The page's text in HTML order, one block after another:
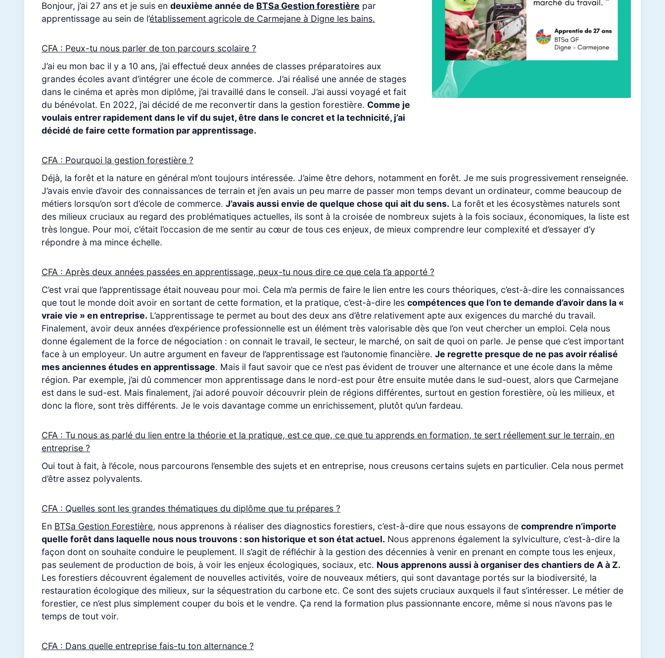
Bonjour, j’ai 27 ans et je suis en deuxième année de BTSa Gestion forestière par
apprentissage au sein de l’établissement agricole de Carmejane à Digne les bains.
CFA : Peux-tu nous parler de ton parcours scolaire ?
J’ai eu mon bac il y a 10 ans, j’ai effectué deux années de classes préparatoires aux
grandes écoles avant d’intégrer une école de commerce. J’ai réalisé une année de stages
dans le cinéma et après mon diplôme, j’ai travaillé dans le conseil. J’ai aussi voyagé et fait
du bénévolat. En 2022, j’ai décidé de me reconvertir dans la gestion forestière. Comme je
voulais entrer rapidement dans le vif du sujet, être dans le concret et la technicité, j’ai
décidé de faire cette formation par apprentissage.
CFA : Pourquoi la gestion forestière ?
Déjà, la forêt et la nature en général m’ont toujours intéressée. J’aime être dehors, notamment en forêt. Je me suis progressivement renseignée.
J’avais envie d’avoir des connaissances de terrain et j’en avais un peu marre de passer mon temps devant un ordinateur, comme beaucoup de
métiers lorsqu’on sort d’école de commerce. J’avais aussi envie de quelque chose qui ait du sens. La forêt et les écosystèmes naturels sont
des milieux cruciaux au regard des problématiques actuelles, ils sont à la croisée de nombreux sujets à la fois sociaux, économiques, la liste est
très longue. Pour moi, c’était l’occasion de me sentir au cœur de tous ces enjeux, de mieux comprendre leur complexité et d’essayer d’y
répondre à ma mince échelle.
CFA : Après deux années passées en apprentissage, peux-tu nous dire ce que cela t’a apporté ?
C’est vrai que l’apprentissage était nouveau pour moi. Cela m’a permis de faire le lien entre les cours théoriques, c’est-à-dire les connaissances
que tout le monde doit avoir en sortant de cette formation, et la pratique, c’est-à-dire les compétences que l’on te demande d’avoir dans la «
vraie vie » en entreprise. L’apprentissage te permet au bout des deux ans d’être relativement apte aux exigences du marché du travail.
Finalement, avoir deux années d’expérience professionnelle est un élément très valorisable dès que l’on veut chercher un emploi. Cela nous
donne également de la force de négociation : on connait le travail, le secteur, le marché, on sait de quoi on parle. Je pense que c’est important
face à un employeur. Un autre argument en faveur de l’apprentissage est l’autonomie financière. Je regrette presque de ne pas avoir réalisé
mes anciennes études en apprentissage. Mais il faut savoir que ce n’est pas évident de trouver une alternance et une école dans la même
région. Par exemple, j’ai dû commencer mon apprentissage dans le nord-est pour être ensuite mutée dans le sud-ouest, alors que Carmejane
est dans le sud-est. Mais finalement, j’ai adoré pouvoir découvrir plein de régions différentes, surtout en gestion forestière, où les milieux, et
donc la flore, sont très différents. Je le vois davantage comme un enrichissement, plutôt qu’un fardeau.
CFA : Tu nous as parlé du lien entre la théorie et la pratique, est ce que, ce que tu apprends en formation, te sert réellement sur le terrain, en
entreprise ?
Oui tout à fait, à l’école, nous parcourons l’ensemble des sujets et en entreprise, nous creusons certains sujets en particulier. Cela nous permet
d’être assez polyvalents.
CFA : Quelles sont les grandes thématiques du diplôme que tu prépares ?
En BTSa Gestion Forestière, nous apprenons à réaliser des diagnostics forestiers, c’est-à-dire que nous essayons de comprendre n’importe
quelle forêt dans laquelle nous nous trouvons : son historique et son état actuel. Nous apprenons également la sylviculture, c’est-à-dire la
façon dont on souhaite conduire le peuplement. Il s’agit de réfléchir à la gestion des décennies à venir en prenant en compte tous les enjeux,
pas seulement de production de bois, à voir les enjeux écologiques, sociaux, etc. Nous apprenons aussi à organiser des chantiers de A à Z.
Les forestiers découvrent également de nouvelles activités, voire de nouveaux métiers, qui sont davantage portés sur la biodiversité, la
restauration écologique des milieux, sur la séquestration du carbone etc. Ce sont des sujets cruciaux auxquels il faut s’intéresser. Le métier de
forestier, ce n’est plus simplement couper du bois et le vendre. Ça rend la formation plus passionnante encore, même si nous n’avons pas le
temps de tout voir.
CFA : Dans quelle entreprise fais-tu ton alternance ?